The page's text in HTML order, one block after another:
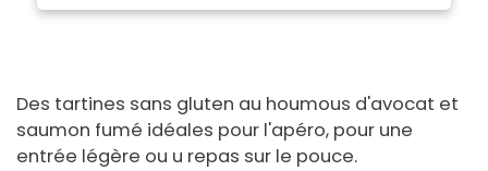
Des tartines sans gluten au houmous d'avocat et
saumon fumé idéales pour l'apéro, pour une
entrée légère ou u repas sur le pouce.